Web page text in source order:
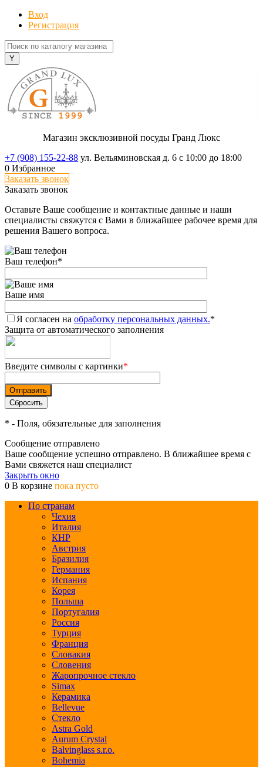
Вход
Регистрация
Магазин эксклюзивной посуды Гранд Люкс
+7 (908) 155-22-88 ул. Вельяминовская д. 6 с 10:00 до 18:00
0 Избранное
Заказать звонок
Заказать звонок
Оставьте Ваше сообщение и контактные данные и наши
специалисты свяжутся с Вами в ближайшее рабочее время для
решения Вашего вопроса.
Ваш телефон*
Ваше имя
Я согласен на обработку персональных данных.*
Защита от автоматического заполнения
Введите символы с картинки*
* - Поля, обязательные для заполнения
Сообщение отправлено
Ваше сообщение успешно отправлено. В ближайшее время с
Вами свяжется наш специалист
Закрыть окно
0 В корзине пока пусто
По странам
Чехия
Италия
КНР
Австрия
Бразилия
Германия
Испания
Корея
Польша
Португалия
Россия
Турция
Франция
Словакия
Словения
Жаропрочное стекло
Simax
Керамика
Bellevue
Стекло
Astra Gold
Aurum Crystal
Balvinglass s.r.o.
Bohemia